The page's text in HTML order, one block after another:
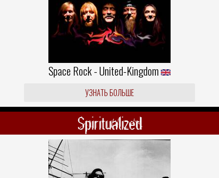
Space Rock - United-Kingdom
УЗНАТЬ БОЛЬШЕ
Spiritualized